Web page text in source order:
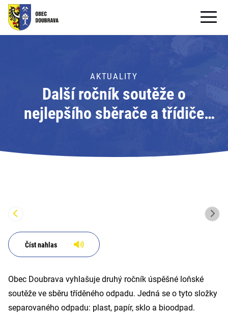
OBECNÍ ÚŘAD
PRO OBČANY
Formuláře ke stažení
PRO TURISTY
AKTUALITY
Další ročník soutěže o
nejlepšího sběrače a třídiče
Číst nahlas
Obec Doubrava vyhlašuje druhý ročník úspěšné loňské
soutěže ve sběru tříděného odpadu. Jedná se o tyto složky
separovaného odpadu: plast, papír, sklo a bioodpad.